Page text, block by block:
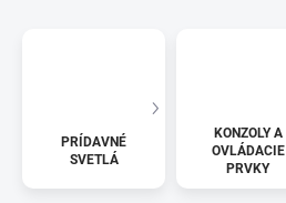
PRÍDAVNÉ
SVETLÁ
KONZOLY A
OVLÁDACIE
PRVKY